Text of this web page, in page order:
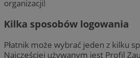
organizacji!
Kilka sposobów logowania
Płatnik może wybrać jeden z kilku
Najczęściej używanym jest Profil